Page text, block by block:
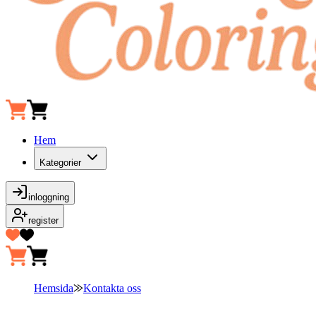
Hem
Kategorier
inloggning
register
Hemsida⨠Kontakta oss